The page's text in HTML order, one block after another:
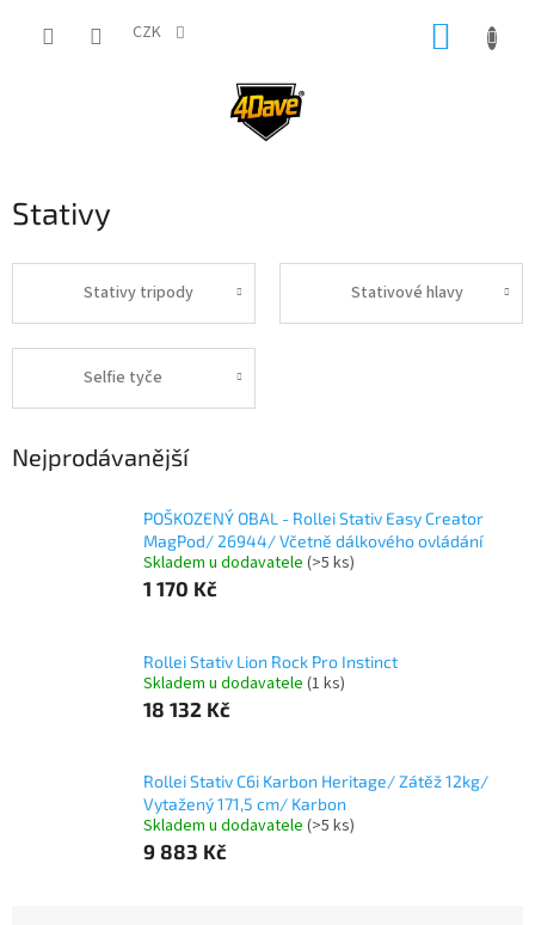
CZK
Stativy
Stativy tripody Stativové hlavy
Selfie tyče
Nejprodávanější
POŠKOZENÝ OBAL - Rollei Stativ Easy Creator
MagPod/ 26944/ Včetně dálkového ovládání
Skladem u dodavatele (>5 ks)
1 170 Kč
Rollei Stativ Lion Rock Pro Instinct
Skladem u dodavatele (1 ks)
18 132 Kč
Rollei Stativ C6i Karbon Heritage/ Zátěž 12kg/
Vytažený 171,5 cm/ Karbon
Skladem u dodavatele (>5 ks)
9 883 Kč